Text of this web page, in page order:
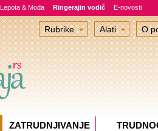
Lepota & Moda Ringerajin vodič E-novosti
Rubrike Alati O
ZATRUDNJIVANJE